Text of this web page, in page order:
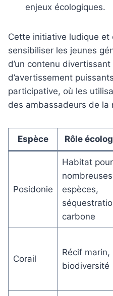
enjeux écologiques.
Cette initiative ludique et
sensibiliser les jeunes
d’un contenu
d’avertissement
participative, où les
des ambassadeurs de la
Espèce Rôle
Posidonie
Habitat
nombreuses
espèces,
carbone
Corail
Récif marin,
biodiversité